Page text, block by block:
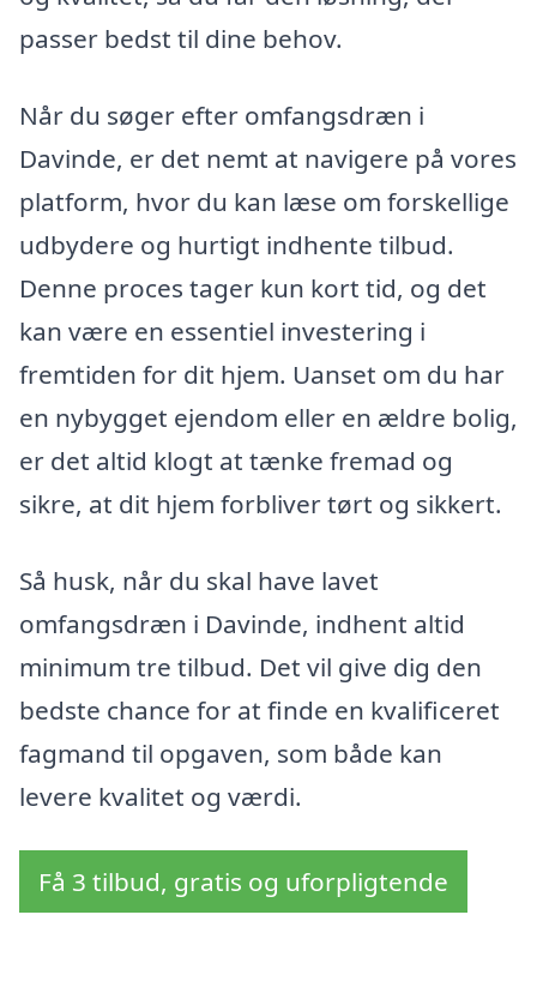
passer bedst til dine behov.
Når du søger efter omfangsdræn i
Davinde, er det nemt at navigere på vores
platform, hvor du kan læse om forskellige
udbydere og hurtigt indhente tilbud.
Denne proces tager kun kort tid, og det
kan være en essentiel investering i
fremtiden for dit hjem. Uanset om du har
en nybygget ejendom eller en ældre bolig,
er det altid klogt at tænke fremad og
sikre, at dit hjem forbliver tørt og sikkert.
Så husk, når du skal have lavet
omfangsdræn i Davinde, indhent altid
minimum tre tilbud. Det vil give dig den
bedste chance for at finde en kvalificeret
fagmand til opgaven, som både kan
levere kvalitet og værdi.
Få 3 tilbud, gratis og uforpligtende